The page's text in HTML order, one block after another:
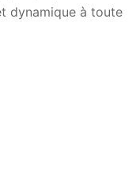
dynamique à toute